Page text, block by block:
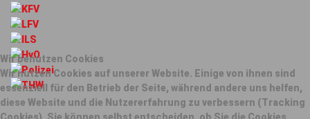
Wir benutzen Cookies
Wir nutzen Cookies auf unserer Website. Einige von ihnen sind
essenziell für den Betrieb der Seite, während andere uns helfen,
diese Website und die Nutzererfahrung zu verbessern (Tracking